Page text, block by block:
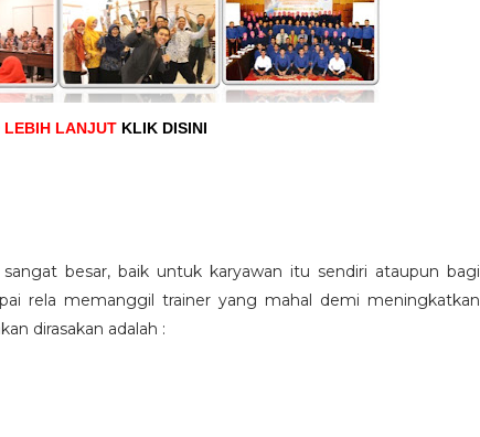
LEBIH LANJUT KLIK DISINI
besar, baik untuk karyawan itu sendiri ataupun bagi
rela memanggil trainer yang mahal demi meningkatkan
dirasakan adalah :